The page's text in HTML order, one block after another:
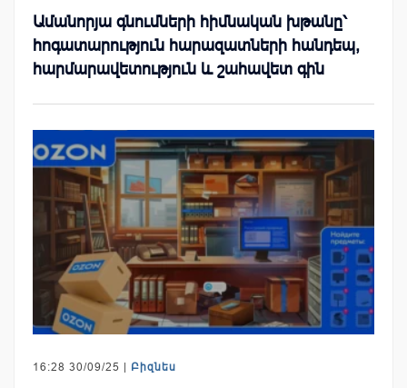
Ամանորյա գնումների հիմնական խթանը՝
հոգատարություն հարազատների հանդեպ,
հարմարավետություն և շահավետ գին
16:28 30/09/25 | Բիզնես